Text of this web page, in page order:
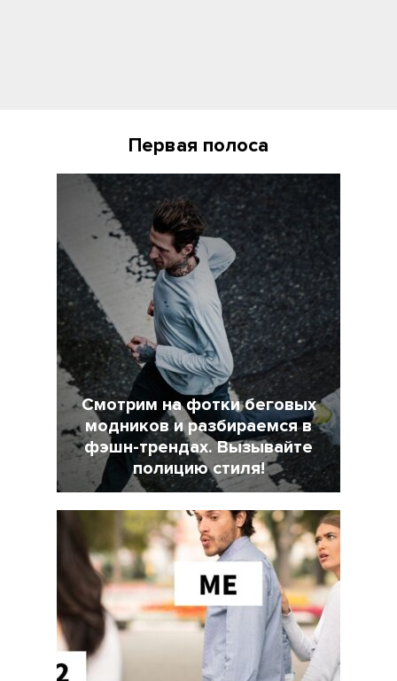
Первая полоса
Смотрим на фотки беговых
модников и разбираемся в
фэшн-трендах. Вызывайте
полицию стиля!